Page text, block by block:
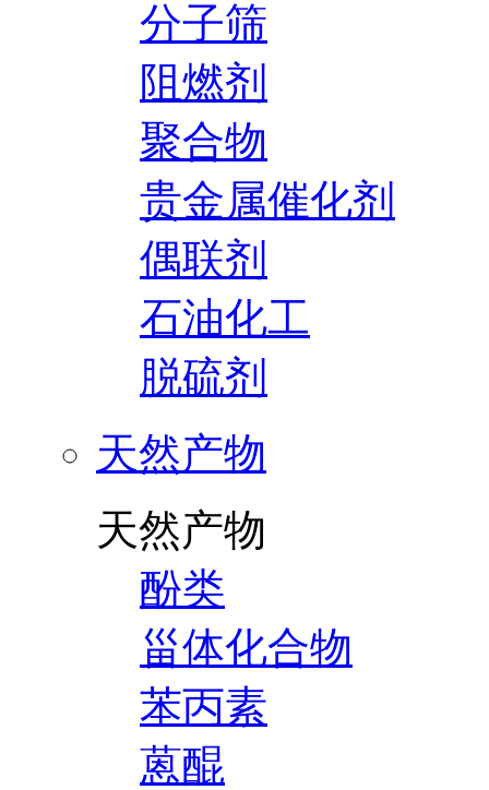
分子筛
阻燃剂
聚合物
贵金属催化剂
偶联剂
石油化工
脱硫剂
天然产物
天然产物
酚类
甾体化合物
苯丙素
蒽醌